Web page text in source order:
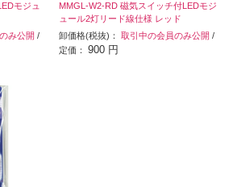
モジュ
み公開 /
MMGL-W2-RD 磁気スイッチ付LEDモジ
ュール2灯リード線仕様 レッド
卸価格(税抜)：取引中の会員のみ公開 /
定価：900 円